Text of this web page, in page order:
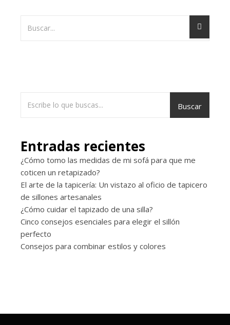
Buscar
Entradas recientes
¿Cómo tomo las medidas de mi sofá para que me
coticen un retapizado?
El arte de la tapicería: Un vistazo al oficio de tapicero
de sillones artesanales
¿Cómo cuidar el tapizado de una silla?
Cinco consejos esenciales para elegir el sillón
perfecto
Consejos para combinar estilos y colores